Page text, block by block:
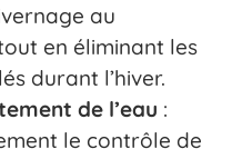
au
en éliminant les
durant l’hiver.
de l’eau :
le contrôle de